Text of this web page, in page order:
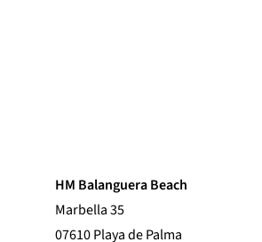
HM Balanguera Beach
Marbella 35
07610 Playa de Palma